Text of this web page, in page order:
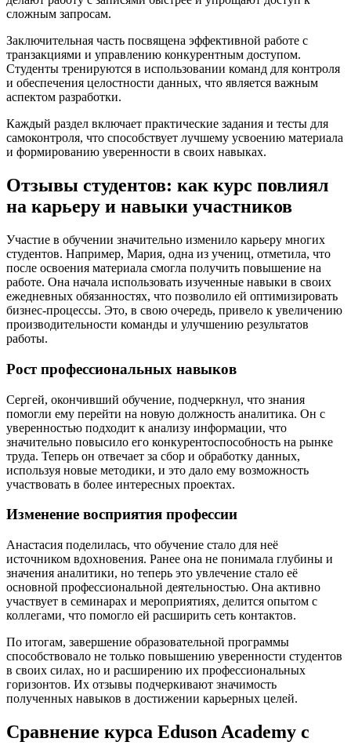
сложным запросам.
Заключительная часть посвящена эффективной работе с
транзакциями и управлению конкурентным доступом.
Студенты тренируются в использовании команд для контроля
и обеспечения целостности данных, что является важным
аспектом разработки.
Каждый раздел включает практические задания и тесты для
самоконтроля, что способствует лучшему усвоению материала
и формированию уверенности в своих навыках.
Отзывы студентов: как курс повлиял
на карьеру и навыки участников
Участие в обучении значительно изменило карьеру многих
студентов. Например, Мария, одна из учениц, отметила, что
после освоения материала смогла получить повышение на
работе. Она начала использовать изученные навыки в своих
ежедневных обязанностях, что позволило ей оптимизировать
бизнес-процессы. Это, в свою очередь, привело к увеличению
производительности команды и улучшению результатов
работы.
Рост профессиональных навыков
Сергей, окончивший обучение, подчеркнул, что знания
помогли ему перейти на новую должность аналитика. Он с
уверенностью подходит к анализу информации, что
значительно повысило его конкурентоспособность на рынке
труда. Теперь он отвечает за сбор и обработку данных,
используя новые методики, и это дало ему возможность
участвовать в более интересных проектах.
Изменение восприятия профессии
Анастасия поделилась, что обучение стало для неё
источником вдохновения. Ранее она не понимала глубины и
значения аналитики, но теперь это увлечение стало её
основной профессиональной деятельностью. Она активно
участвует в семинарах и мероприятиях, делится опытом с
коллегами, что помогло ей расширить сеть контактов.
По итогам, завершение образовательной программы
способствовало не только повышению уверенности студентов
в своих силах, но и расширению их профессиональных
горизонтов. Их отзывы подчеркивают значимость
полученных навыков в достижении карьерных целей.
Сравнение курса Eduson Academy с